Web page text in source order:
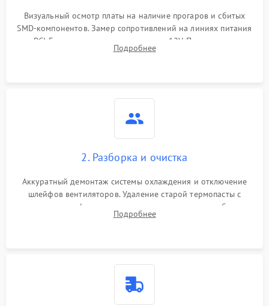
Механические повреждения
Визуальный осмотр платы на наличие прогаров и сбитых
SMD-компонентов. Замер сопротивлений на линиях питания
PCI-E и дополнительных разъемах 12V. Проверка на
короткое замыкание основных дросселей питания GPU и
Подробнее
2. Разборка и очистка
Аккуратный демонтаж системы охлаждения и отключение
шлейфов вентиляторов. Удаление старой термопасты с
кристалла графического чипа и термопрокладок с банок
памяти и зоны VRM. Очистка платы от пыли и окислов.
Подробнее